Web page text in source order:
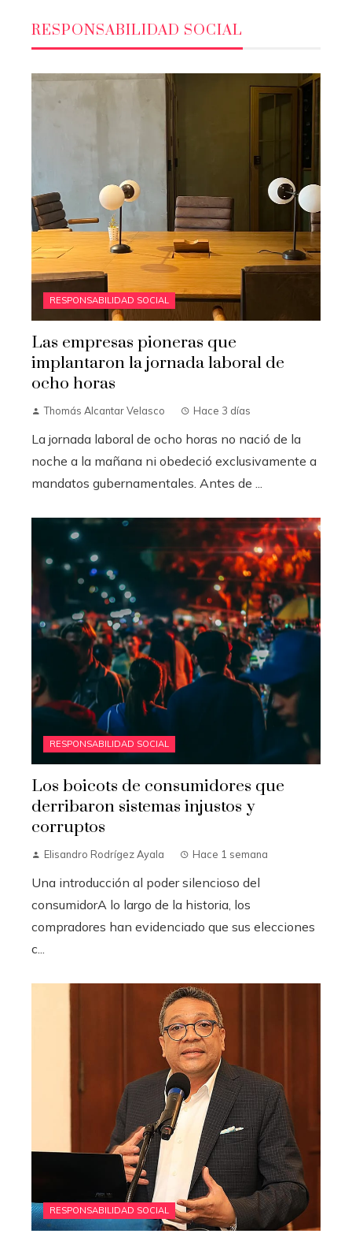
RESPONSABILIDAD SOCIAL
RESPONSABILIDAD SOCIAL
Las empresas pioneras que
implantaron la jornada laboral de
ocho horas
Thomás Alcantar Velasco Hace 3 días
La jornada laboral de ocho horas no nació de la
noche a la mañana ni obedeció exclusivamente a
mandatos gubernamentales. Antes de ...
RESPONSABILIDAD SOCIAL
Los boicots de consumidores que
derribaron sistemas injustos y
corruptos
Elisandro Rodrígez Ayala Hace 1 semana
Una introducción al poder silencioso del
consumidorA lo largo de la historia, los
compradores han evidenciado que sus elecciones
c...
RESPONSABILIDAD SOCIAL